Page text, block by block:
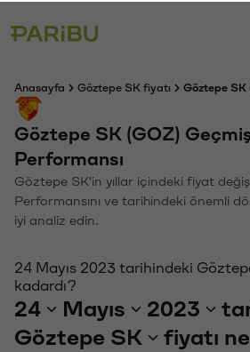
Anasayfa Göztepe SK fiyatı Göztepe
Göztepe SK (GOZ)
Performansı
Göztepe SK'in yıllar içindeki fiyat
Performansını ve tarihindeki önemli
iyi analiz edin.
24 Mayıs 2023 tarihindeki
kadardı?
24 Mayıs 2023
Göztepe SK
fiyatı